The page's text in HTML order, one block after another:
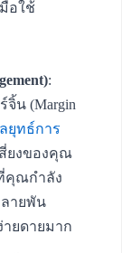
อใช้
:
น (Margin
ยุทธ์การ
ยงของคุณ
คุณกำลัง
ายพัน
ยดายมาก